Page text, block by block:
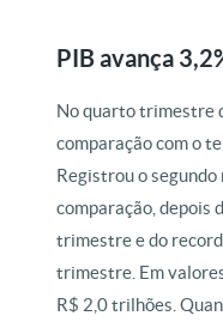
PIB avança
No quarto trimestre
comparação com o
Registrou o
comparação, depois
trimestre e do
trimestre. Em
R$ 2,0 trilhões.